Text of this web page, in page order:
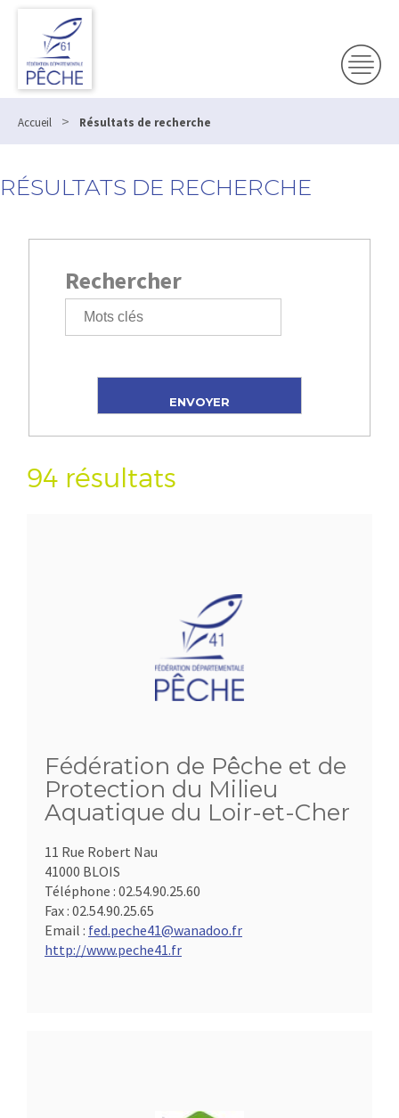
Accueil > Résultats de recherche
RÉSULTATS DE RECHERCHE
Rechercher
94 résultats
Fédération de Pêche et de
Protection du Milieu
Aquatique du Loir-et-Cher
11 Rue Robert Nau
41000 BLOIS
Téléphone : 02.54.90.25.60
Fax : 02.54.90.25.65
Email : fed.peche41@wanadoo.fr
http://www.peche41.fr